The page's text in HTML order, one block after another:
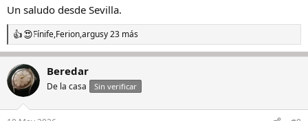
Un saludo desde Sevilla.
R
e
c
c
i
Fínife,Ferion,argusy 23 más
Beredar
De la casa Sin verificar